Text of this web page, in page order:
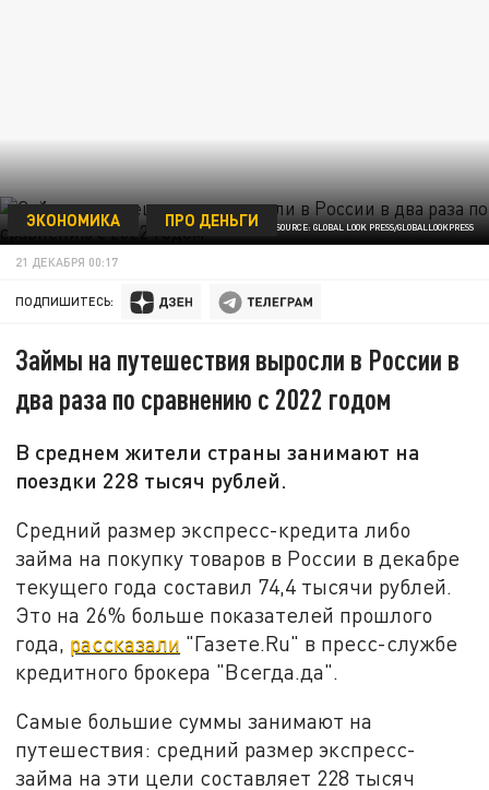
© MAKSIM KONSTANTINOV SOURCE: GLOBAL LOOK PRESS/GLOBALLOOKPRESS
ЭКОНОМИКА ПРО ДЕНЬГИ
21 ДЕКАБРЯ 00:17
ПОДПИШИТЕСЬ:
Займы на путешествия выросли в России в
два раза по сравнению с 2022 годом
В среднем жители страны занимают на
поездки 228 тысяч рублей.
Средний размер экспресс-кредита либо
займа на покупку товаров в России в декабре
текущего года составил 74,4 тысячи рублей.
Это на 26% больше показателей прошлого
года, рассказали "Газете.Ru" в пресс-службе
кредитного брокера "Всегда.да".
Самые большие суммы занимают на
путешествия: средний размер экспресс-
займа на эти цели составляет 228 тысяч